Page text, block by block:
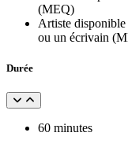
(MEQ)
Artiste
ou un écrivain
Durée
60 minutes